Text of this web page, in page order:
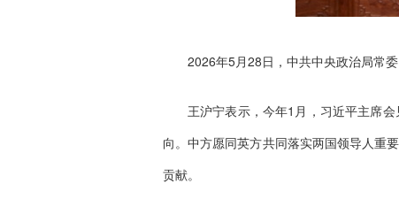
2026年5月28日，中共中央政治局常
王沪宁表示，今年1月，习近平主席
向。中方愿同英方共同落实两国领导人重
贡献。